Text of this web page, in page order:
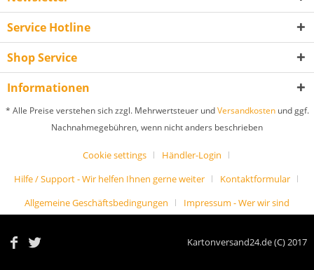
Service Hotline
Shop Service
Informationen
* Alle Preise verstehen sich zzgl. Mehrwertsteuer undVersandkostenund ggf.
Nachnahmegebühren, wenn nicht anders beschrieben
Cookie settings
Händler-Login
Hilfe / Support - Wir helfen Ihnen gerne weiter
Kontaktformular
Allgemeine Geschäftsbedingungen
Impressum - Wer wir sind
Kartonversand24.de (C) 2017